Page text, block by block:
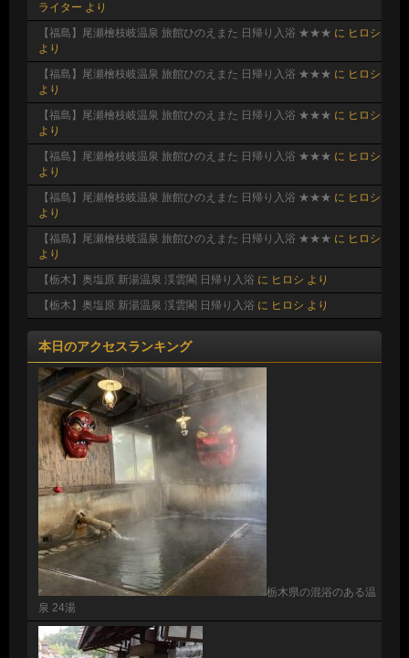
ライター より
【福島】尾瀬檜枝岐温泉 旅館ひのえまた 日帰り入浴 ★★★ に ヒロシ
より
【福島】尾瀬檜枝岐温泉 旅館ひのえまた 日帰り入浴 ★★★ に ヒロシ
より
【福島】尾瀬檜枝岐温泉 旅館ひのえまた 日帰り入浴 ★★★ に ヒロシ
より
【福島】尾瀬檜枝岐温泉 旅館ひのえまた 日帰り入浴 ★★★ に ヒロシ
より
【福島】尾瀬檜枝岐温泉 旅館ひのえまた 日帰り入浴 ★★★ に ヒロシ
より
【福島】尾瀬檜枝岐温泉 旅館ひのえまた 日帰り入浴 ★★★ に ヒロシ
より
【栃木】奥塩原 新湯温泉 渓雲閣 日帰り入浴 に ヒロシ より
【栃木】奥塩原 新湯温泉 渓雲閣 日帰り入浴 に ヒロシ より
本日のアクセスランキング
栃木県の混浴のある温
泉 24湯